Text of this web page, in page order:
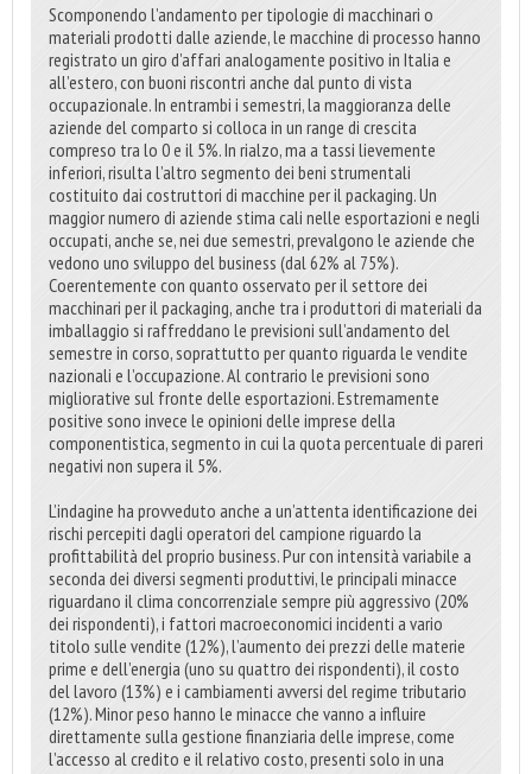
Scomponendo l’andamento per tipologie di macchinari o
materiali prodotti dalle aziende, le macchine di processo hanno
registrato un giro d’affari analogamente positivo in Italia e
all’estero, con buoni riscontri anche dal punto di vista
occupazionale. In entrambi i semestri, la maggioranza delle
aziende del comparto si colloca in un range di crescita
compreso tra lo 0 e il 5%. In rialzo, ma a tassi lievemente
inferiori, risulta l’altro segmento dei beni strumentali
costituito dai costruttori di macchine per il packaging. Un
maggior numero di aziende stima cali nelle esportazioni e negli
occupati, anche se, nei due semestri, prevalgono le aziende che
vedono uno sviluppo del business (dal 62% al 75%).
Coerentemente con quanto osservato per il settore dei
macchinari per il packaging, anche tra i produttori di materiali da
imballaggio si raffreddano le previsioni sull’andamento del
semestre in corso, soprattutto per quanto riguarda le vendite
nazionali e l’occupazione. Al contrario le previsioni sono
migliorative sul fronte delle esportazioni. Estremamente
positive sono invece le opinioni delle imprese della
componentistica, segmento in cui la quota percentuale di pareri
negativi non supera il 5%.
L’indagine ha provveduto anche a un’attenta identificazione dei
rischi percepiti dagli operatori del campione riguardo la
profittabilità del proprio business. Pur con intensità variabile a
seconda dei diversi segmenti produttivi, le principali minacce
riguardano il clima concorrenziale sempre più aggressivo (20%
dei rispondenti), i fattori macroeconomici incidenti a vario
titolo sulle vendite (12%), l’aumento dei prezzi delle materie
prime e dell’energia (uno su quattro dei rispondenti), il costo
del lavoro (13%) e i cambiamenti avversi del regime tributario
(12%). Minor peso hanno le minacce che vanno a influire
direttamente sulla gestione finanziaria delle imprese, come
l’accesso al credito e il relativo costo, presenti solo in una